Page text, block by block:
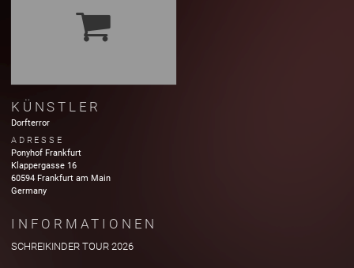
KÜNSTLER
Dorfterror
ADRESSE
Ponyhof Frankfurt
Klappergasse 16
60594 Frankfurt am Main
Germany
INFORMATIONEN
SCHREIKINDER TOUR 2026